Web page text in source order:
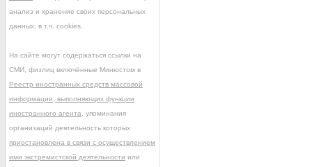
анализ и хранение своих персональных
данных, в т.ч. cookies.
На сайте могут содержаться ссылки на
СМИ, физлиц включённые Минюстом в
Реестр иностранных средств массовой
информации, выполняющих функции
иностранного агента , упоминания
организаций деятельность которых
приостановлена в связи с осуществлением
ими экстремистской деятельности или